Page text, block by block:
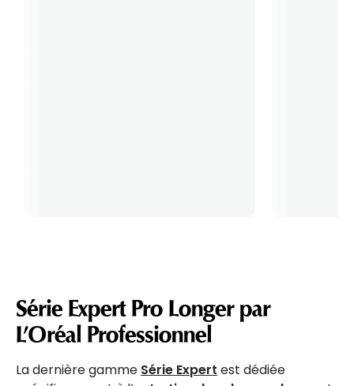
Série Expert Pro Longer par
L’Oréal Professionnel
La dernière gamme Série Expert est dédiée